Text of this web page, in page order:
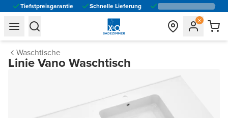
Tiefstpreisgarantie Schnelle Lieferung
general.navigation.toggle_menu.label
general.navigation.toggle_menu.label
Waschtische
Linie Vano Waschtisch